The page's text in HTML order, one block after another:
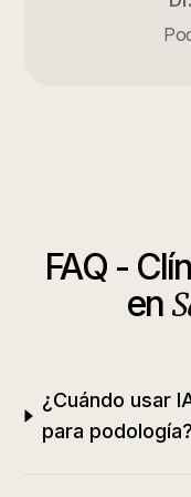
FAQ -
en
¿Cuándo usar
para podología?